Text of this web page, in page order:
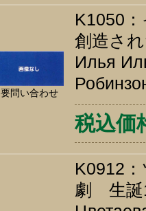
要問い合わせ
K1050
創造さ
Илья
税込価
K0912
劇 生誕